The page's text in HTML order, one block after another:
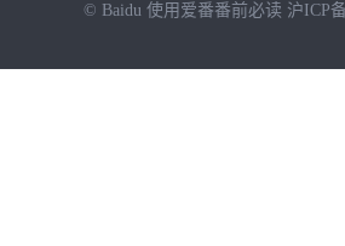
© Baidu 使用爱番番前必读 沪ICP